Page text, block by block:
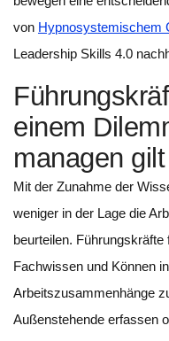
von Hypnosystemischem
Leadership Skills 4.0
einem
managen gilt
Mit der Zunahme der
weniger in der Lage die
beurteilen.
Fachwissen und Können
Arbeitszusammenhänge
Außenstehende erfassen